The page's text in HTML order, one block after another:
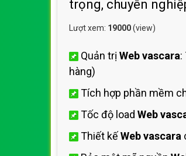
trọng, chuyên
Lượt xem: 19000(view)
Quản trị Web vascara:
hàng)
Tích hợp phần mềm
Tốc độ load Web
Thiết kếWeb vascara